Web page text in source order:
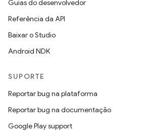
Guias do desenvolvedor
Referência da API
Baixar o Studio
Android NDK
SUPORTE
Reportar bug na plataforma
Reportar bug na documentação
Google Play support